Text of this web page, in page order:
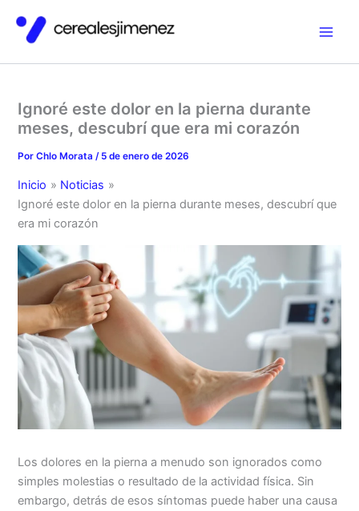
contenido
Ignoré este dolor en la pierna durante
meses, descubrí que era mi corazón
PorChlo Morata / 5 de enero de 2026
Inicio
Noticias
Ignoré este dolor en la pierna durante meses, descubrí que
era mi corazón
Los dolores en la pierna a menudo son ignorados como
simples molestias o resultado de la actividad física. Sin
embargo, detrás de esos síntomas puede haber una causa